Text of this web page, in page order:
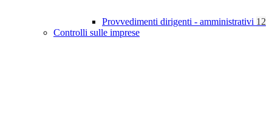
Provvedimenti dirigenti - amministrativi 12
Controlli sulle imprese